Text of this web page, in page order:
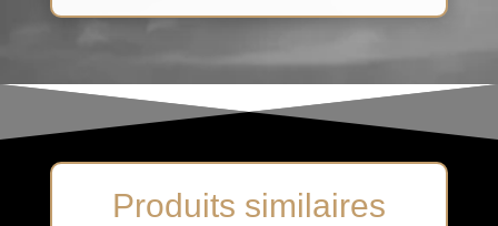
Produits similaires